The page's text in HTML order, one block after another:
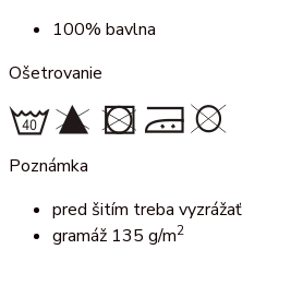
100% bavlna
Ošetrovanie
Poznámka
pred šitím treba vyzrážať
gramáž 135 g/m2